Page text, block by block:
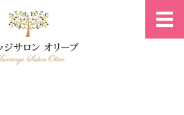
岐阜県の